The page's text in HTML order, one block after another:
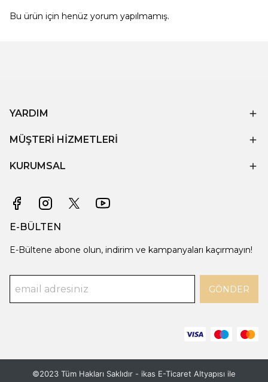
Bu ürün için henüz yorum yapılmamış.
YARDIM
MÜŞTERİ HİZMETLERİ
KURUMSAL
E-BÜLTEN
E-Bültene abone olun, indirim ve kampanyaları kaçırmayın!
GÖNDER
©2023 Tüm Hakları Saklıdır - ikas E-Ticaret Altyapısı ile